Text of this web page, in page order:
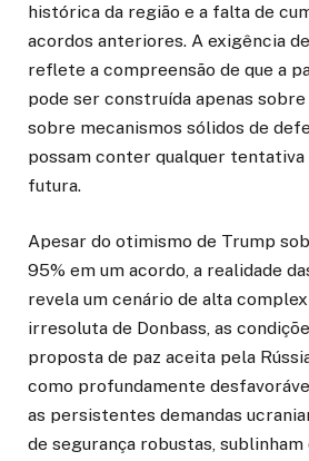
histórica da região e a falta de
acordos anteriores. A exigência
reflete a compreensão de que a
pode ser construída apenas sobre
sobre mecanismos sólidos de
possam conter qualquer tentativa
futura.
Apesar do otimismo de Trump
95% em um acordo, a realidade
revela um cenário de alta
irresoluta de Donbass, as
proposta de paz aceita pela
como profundamente
as persistentes demandas
de segurança robustas, sublinham